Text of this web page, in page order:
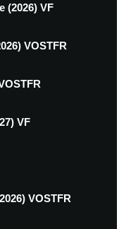
(2026) VF
VOSTFR
VF
VOSTFR